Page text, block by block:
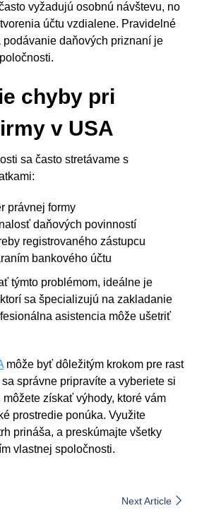
vyžadujú osobnú návštevu, no
účtu vzdialene. Pravidelné
daňových priznaní je
chyby pri
v USA
sa často stretávame s
právnej formy
daňových povinností
registrovaného zástupcu
bankového účtu
týmto problémom, ideálne je
sa špecializujú na zakladanie
asistencia môže ušetriť
môže byť dôležitým krokom pre rast
správne pripravíte a vyberiete si
získať výhody, ktoré vám
prostredie ponúka. Využite
prináša, a preskúmajte všetky
vlastnej spoločnosti.
Next Article